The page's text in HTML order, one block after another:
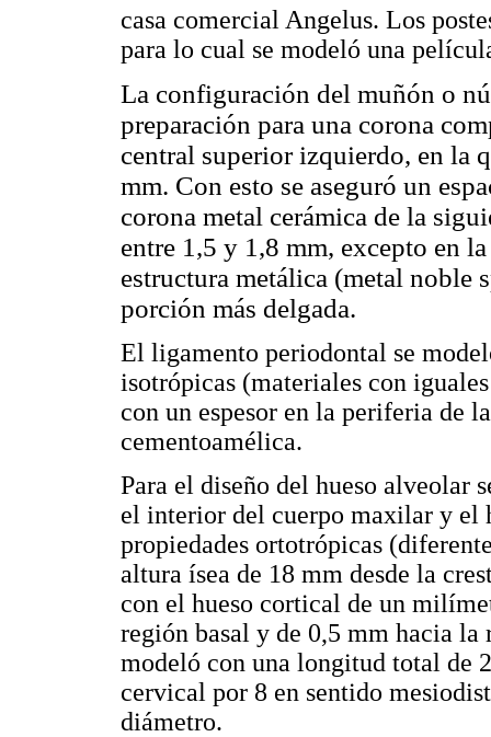
casa comercial Angelus. Los
para lo cual se modeló una
La configuración del muñón o
preparación para una corona
central superior izquierdo, en la
mm. Con esto se aseguró un
corona metal cerámica de la
entre 1,5 y 1,8 mm, excepto en
estructura metálica (metal noble
porción más delgada.
El ligamento periodontal se
isotrópicas (materiales con
con un espesor en la periferia de
cementoamélica.
Para el diseño del hueso alveolar
el interior del cuerpo maxilar y el
propiedades ortotrópicas
altura ísea de 18 mm desde la
con el hueso cortical de un
región basal y de 0,5 mm hacia
modeló con una longitud total de
cervical por 8 en sentido
diámetro.